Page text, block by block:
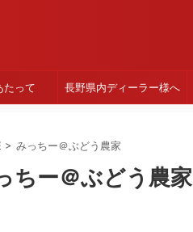
たって 長野県内ディーラー様へ
> みっちー＠ぶどう農家
ちー＠ぶどう農家